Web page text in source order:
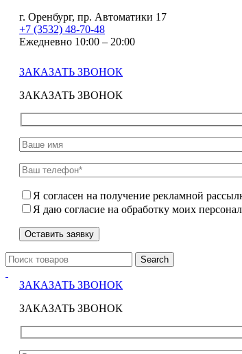
г. Оренбург, пр. Автоматики 17
+7 (3532) 48-70-48
Ежедневно 10:00 – 20:00
ЗАКАЗАТЬ ЗВОНОК
ЗАКАЗАТЬ ЗВОНОК
Я согласен на получение рекламной
Я даю согласие на обработку моих
Search
ЗАКАЗАТЬ ЗВОНОК
ЗАКАЗАТЬ ЗВОНОК